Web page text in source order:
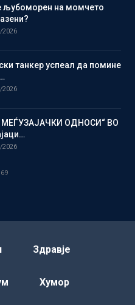
на момчето
2026
танкер успеал да помине
2026
ОДНОСИ“ ВО
2026
Здравје
Хумор